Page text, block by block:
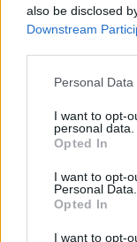
also be disclosed
Downstream
Personal
I want to opt-
personal data.
Opted In
I want to opt-
Personal Data.
Opted In
I want to opt-
"No puede ocurrir
silencio y el olvido
Por último, desde
reclaman
inmediata de las
en los centros
para garantizar el